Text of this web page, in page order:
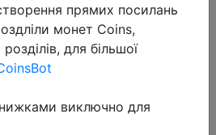
RTX 3060 12Gb
прямих посилань
монет Coins,
для більшої
виключно для